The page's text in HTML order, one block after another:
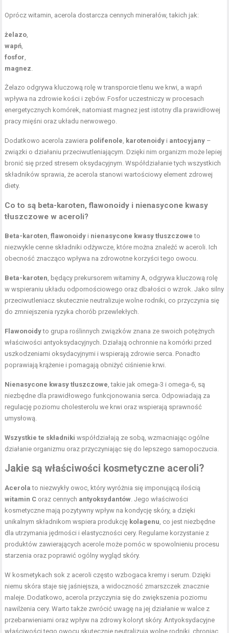
Oprócz witamin, acerola dostarcza cennych minerałów, takich jak:
żelazo
wapń
fosfor
magnez
Żelazo odgrywa kluczową rolę w transporcie tlenu we krwi, a wapń
wpływa na zdrowie kości i zębów. Fosfor uczestniczy w procesach
energetycznych komórek, natomiast magnez jest istotny dla prawidłowej
pracy mięśni oraz układu nerwowego.
Dodatkowo acerola zawiera polifenole karotenoidy i antocyjany –
związki o działaniu przeciwutleniającym. Dzięki nim organizm może lepiej
bronić się przed stresem oksydacyjnym. Współdziałanie tych wszystkich
składników sprawia, że acerola stanowi wartościowy element zdrowej
diety.
Co to są beta-karoten, flawonoidy i nienasycone kwasy
tłuszczowe w aceroli?
Beta-karoten ,flawonoidy i nienasycone kwasy tłuszczowe to
niezwykle cenne składniki odżywcze, które można znaleźć w aceroli. Ich
obecność znacząco wpływa na zdrowotne korzyści tego owocu.
Beta-karoten , będący prekursorem witaminy A, odgrywa kluczową rolę
w wspieraniu układu odpornościowego oraz dbałości o wzrok. Jako silny
przeciwutleniacz skutecznie neutralizuje wolne rodniki, co przyczynia się
do zmniejszenia ryzyka chorób przewlekłych.
Flawonoidyto grupa roślinnych związków znana ze swoich potężnych
właściwości antyoksydacyjnych. Działają ochronnie na komórki przed
uszkodzeniami oksydacyjnymi i wspierają zdrowie serca. Ponadto
poprawiają krążenie i pomagają obniżyć ciśnienie krwi.
Nienasycone kwasy tłuszczowe , takie jak omega-3 i omega-6, są
niezbędne dla prawidłowego funkcjonowania serca. Odpowiadają za
regulację poziomu cholesterolu we krwi oraz wspierają sprawność
umysłową.
Wszystkie te składniki współdziałają ze sobą, wzmacniając ogólne
działanie organizmu oraz przyczyniając się do lepszego samopoczucia.
Jakie są właściwości kosmetyczne aceroli?
Acerola to niezwykły owoc, który wyróżnia się imponującą ilością
witamin C oraz cennych antyoksydantów . Jego właściwości
kosmetyczne mają pozytywny wpływ na kondycję skóry, a dzięki
unikalnym składnikom wspiera produkcję kolagenu , co jest niezbędne
dla utrzymania jędrności i elastyczności cery. Regularne korzystanie z
produktów zawierających acerole może pomóc w spowolnieniu procesu
starzenia oraz poprawić ogólny wygląd skóry.
W kosmetykach sok z aceroli często wzbogaca kremy i serum. Dzięki
niemu skóra staje się jaśniejsza, a widoczność zmarszczek znacznie
maleje. Dodatkowo, acerola przyczynia się do zwiększenia poziomu
nawilżenia cery. Warto także zwrócić uwagę na jej działanie w walce z
przebarwieniami oraz wpływ na zdrowy koloryt skóry. Antyoksydacyjne
właściwości tego owocu skutecznie neutralizują wolne rodniki, chroniąc